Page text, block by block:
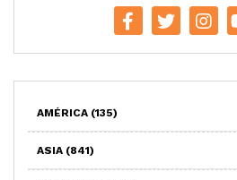
AMÉRICA (135)
ASIA (841)